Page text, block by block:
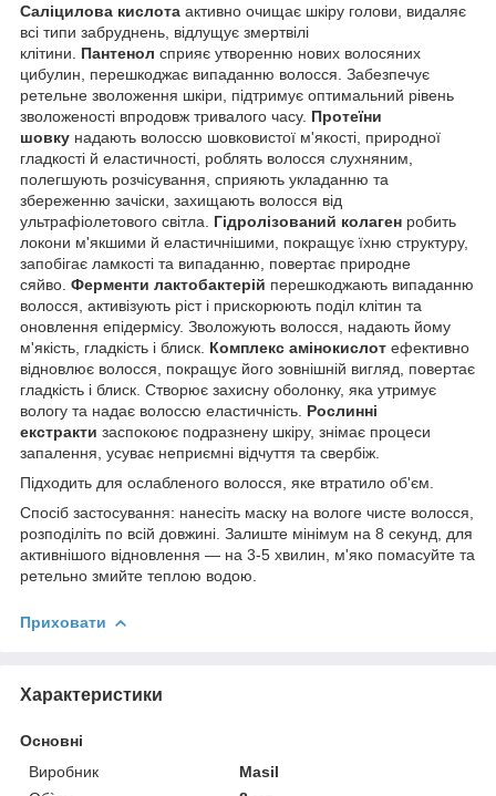
Саліцилова кислота активно очищає шкіру голови, видаляє
всі типи забруднень, відлущує змертвілі
клітини. Пантенол сприяє утворенню нових волосяних
цибулин, перешкоджає випаданню волосся. Забезпечує
ретельне зволоження шкіри, підтримує оптимальний рівень
зволоженості впродовж тривалого часу. Протеїни
шовку надають волоссю шовковистої м'якості, природної
гладкості й еластичності, роблять волосся слухняним,
полегшують розчісування, сприяють укладанню та
збереженню зачіски, захищають волосся від
ультрафіолетового світла. Гідролізований колаген робить
локони м'якшими й еластичнішими, покращує їхню структуру,
запобігає ламкості та випаданню, повертає природне
сяйво. Ферменти лактобактерій перешкоджають випаданню
волосся, активізують ріст і прискорюють поділ клітин та
оновлення епідермісу. Зволожують волосся, надають йому
м'якість, гладкість і блиск. Комплекс амінокислот ефективно
відновлює волосся, покращує його зовнішній вигляд, повертає
гладкість і блиск. Створює захисну оболонку, яка утримує
вологу та надає волоссю еластичність. Рослинні
екстракти заспокоює подразнену шкіру, знімає процеси
запалення, усуває неприємні відчуття та свербіж.
Підходить для ослабленого волосся, яке втратило об'єм.
Спосіб застосування: нанесіть маску на вологе чисте волосся,
розподіліть по всій довжині. Залиште мінімум на 8 секунд, для
активнішого відновлення — на 3-5 хвилин, м'яко помасуйте та
ретельно змийте теплою водою.
Приховати
Характеристики
Основні
Виробник
Masil